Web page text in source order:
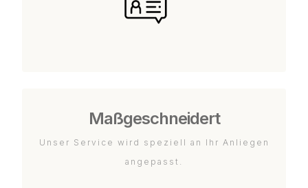
Maßgeschneidert
Unser Service wird speziell an Ihr Anliegen
angepasst.